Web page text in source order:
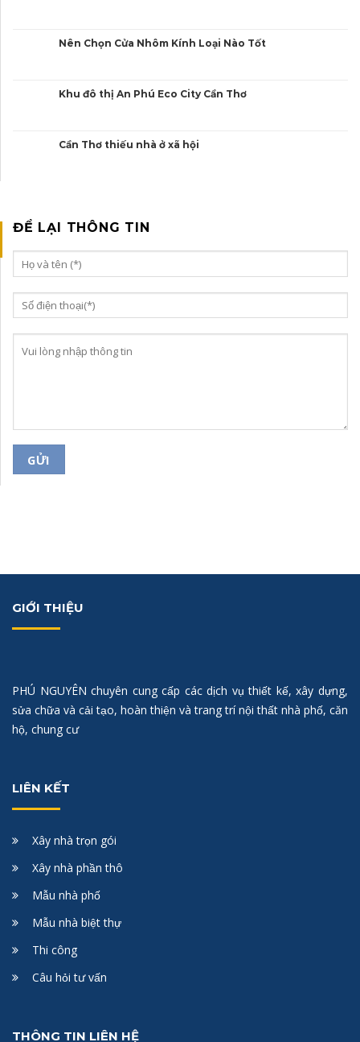
Nên Chọn Cửa Nhôm Kính Loại Nào Tốt
Khu đô thị An Phú Eco City Cần Thơ
Cần Thơ thiếu nhà ở xã hội
ĐỂ LẠI THÔNG TIN
GIỚI THIỆU
PHÚ NGUYÊN chuyên cung cấp các dịch vụ thiết kế, xây dựng,
sửa chữa và cải tạo, hoàn thiện và trang trí nội thất nhà phố, căn
hộ, chung cư
LIÊN KẾT
Xây nhà trọn gói
Xây nhà phần thô
Mẫu nhà phố
Mẫu nhà biệt thự
Thi công
Câu hỏi tư vấn
THÔNG TIN LIÊN HỆ